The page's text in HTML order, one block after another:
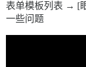
表单模板列表 → [
一些问题